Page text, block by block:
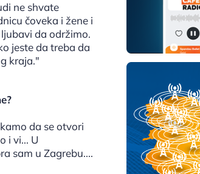
ne shvate
čoveka i žene i
da održimo.
jeste da treba da
kraja."
da se otvori
i vi... U
sam u Zagrebu....